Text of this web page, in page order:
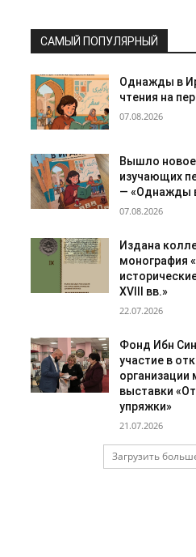
САМЫЙ ПОПУЛЯРНЫЙ
Однажды в
чтения на
07.08.2026
Вышло
изучающих
— «Однажды
07.08.2026
Издана
монография
XVIII вв.»
22.07.2026
Фонд Ибн
участие в
выставки
упряжки»
21.07.2026
Загрузить